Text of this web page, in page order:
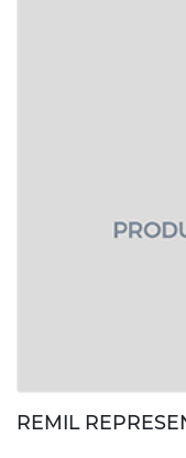
REMIL